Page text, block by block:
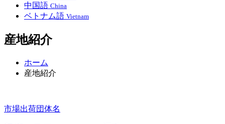
中国語 China
ベトナム語 Vietnam
産地紹介
ホーム
産地紹介
市場出荷団体名